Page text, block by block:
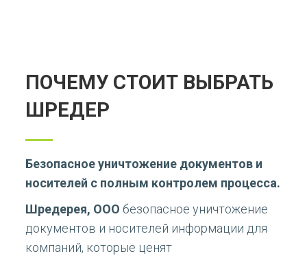
ПОЧЕМУ СТОИТ ВЫБРАТЬ
ШРЕДЕР
Безопасное уничтожение документов и
носителей с полным контролем процесса.
Шредерея, ООО безопасное уничтожение
документов и носителей информации для
компаний, которые ценят